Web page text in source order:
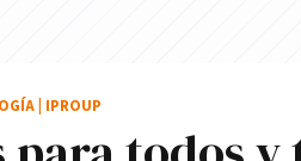
IPROUP